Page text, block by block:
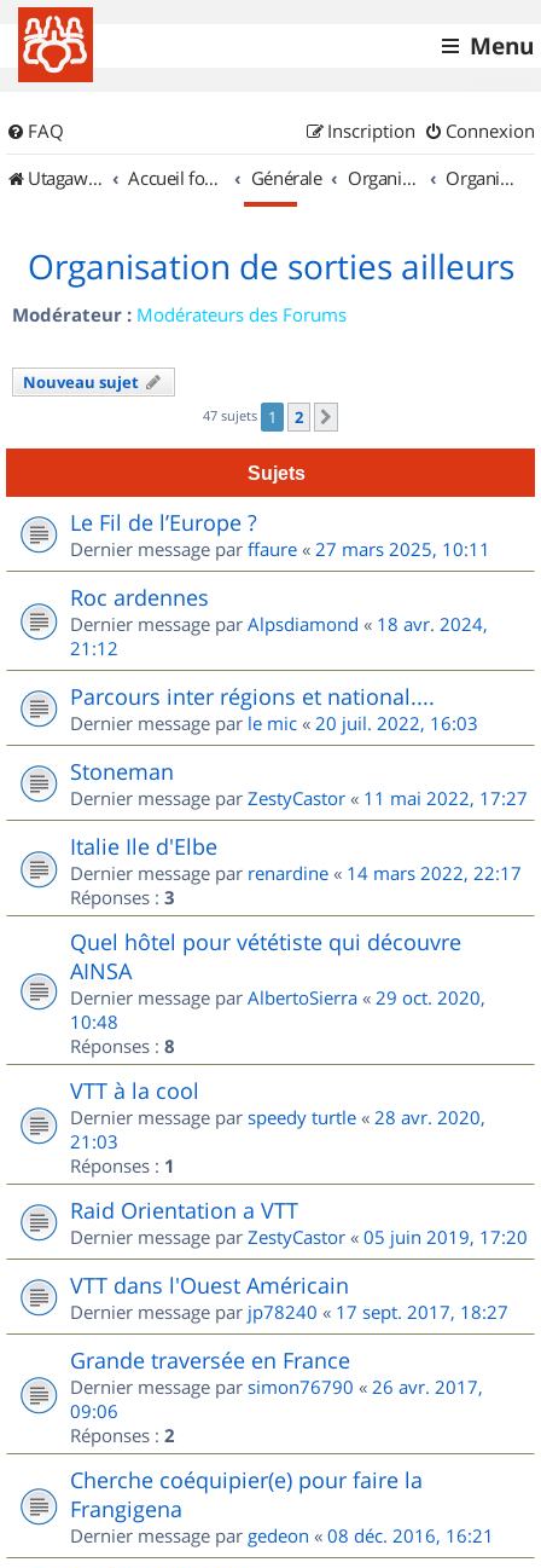
Menu
FAQ Connexion
Inscription
UtagawaVTT (Randos VTT et VTTAE avec traces GPS)
Accueil forum Générale Organisation de sorties & Recherche de partenaires Organisation de sorties ailleurs
Organisation de sorties ailleurs
Modérateur : Modérateurs des Forums
Nouveau sujet
47 sujets 1 2
Sujets
Le Fil de l’Europe ?
Dernier message par ffaure « 27 mars 2025, 10:11
Roc ardennes
Dernier message par Alpsdiamond « 18 avr. 2024,
21:12
Parcours inter régions et national....
Dernier message par le mic « 20 juil. 2022, 16:03
Stoneman
Dernier message par ZestyCastor « 11 mai 2022, 17:27
Italie Ile d'Elbe
Dernier message par renardine « 14 mars 2022, 22:17
Réponses : 3
Quel hôtel pour vététiste qui découvre
AINSA
Dernier message par AlbertoSierra « 29 oct. 2020,
10:48
Réponses : 8
VTT à la cool
Dernier message par speedy turtle « 28 avr. 2020,
21:03
Réponses : 1
Raid Orientation a VTT
Dernier message par ZestyCastor « 05 juin 2019, 17:20
VTT dans l'Ouest Américain
Dernier message par jp78240 « 17 sept. 2017, 18:27
Grande traversée en France
Dernier message par simon76790 « 26 avr. 2017,
09:06
Réponses : 2
Cherche coéquipier(e) pour faire la
Frangigena
Dernier message par gedeon « 08 déc. 2016, 16:21